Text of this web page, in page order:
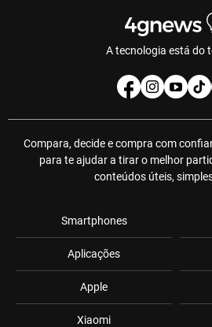
A tecnologia está do
Compara, decide e compra com
para te ajudar a tirar o melhor
conteúdos úteis,
Smartphones
Aplicações
Apple
Xiaomi